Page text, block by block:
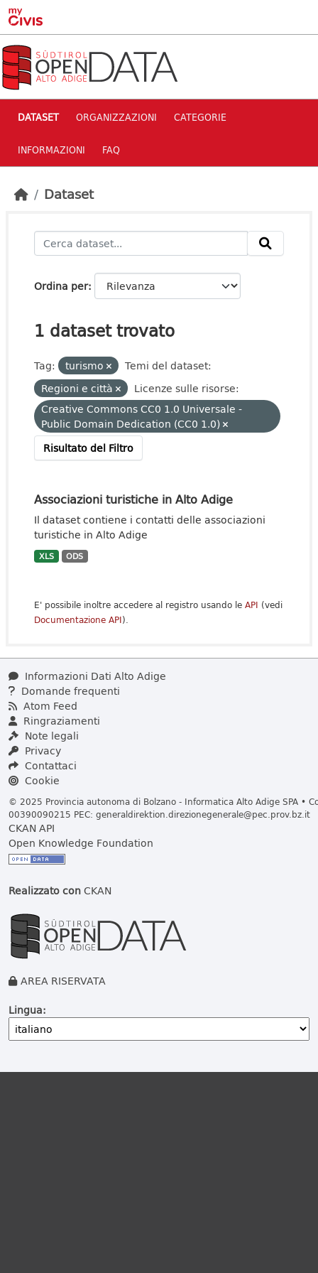
Skip to main content
DATASET ORGANIZZAZIONI CATEGORIE
INFORMAZIONI FAQ
Dataset
Ordina per
1 dataset trovato
Tag: turismo
Temi del dataset:
Regioni e città
Licenze sulle risorse:
Creative Commons CC0 1.0 Universale -
Public Domain Dedication (CC0 1.0)
Risultato del Filtro
Associazioni turistiche in Alto Adige
Il dataset contiene i contatti delle associazioni
turistiche in Alto Adige
XLS ODS
E' possibile inoltre accedere al registro usando le API (vedi
Documentazione API).
Informazioni Dati Alto Adige
Domande frequenti
Atom Feed
Ringraziamenti
Note legali
Privacy
Contattaci
Cookie
© 2025 Provincia autonoma di Bolzano - Informatica Alto Adige SPA •
00390090215 PEC: generaldirektion.direzionegenerale@pec.prov.bz.it
CKAN API
Open Knowledge Foundation
Realizzato conCKAN
AREA RISERVATA
Lingua